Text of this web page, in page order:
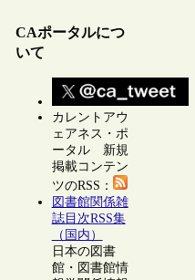
CAポータルにつ
いて
カレントアウ
ェアネス・ポ
ータル 新規
掲載コンテン
ツのRSS：
図書館関係雑
誌目次RSS集
（国内）
日本の図書
館・図書館情